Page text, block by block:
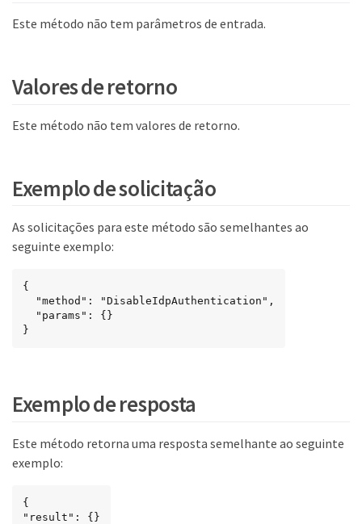
Este método não tem parâmetros de entrada.
Valores de retorno
Este método não tem valores de retorno.
Exemplo de solicitação
As solicitações para este método são semelhantes ao
seguinte exemplo:
{
}
Exemplo de resposta
Este método retorna uma resposta semelhante ao seguinte
exemplo:
{
"result": {}